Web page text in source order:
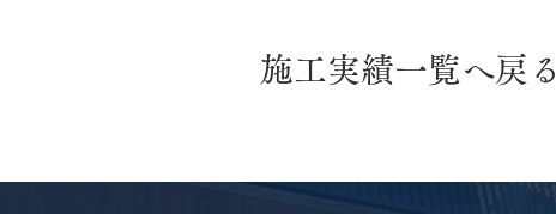
施工実績一覧へ戻る